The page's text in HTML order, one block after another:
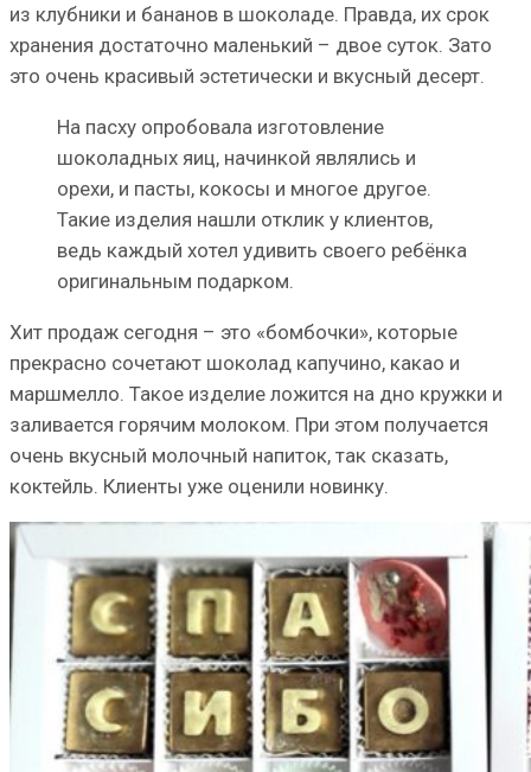
из клубники и бананов в шоколаде. Правда, их срок
хранения достаточно маленький – двое суток. Зато
это очень красивый эстетически и вкусный десерт.
На пасху опробовала изготовление
шоколадных яиц, начинкой являлись и
орехи, и пасты, кокосы и многое другое.
Такие изделия нашли отклик у клиентов,
ведь каждый хотел удивить своего ребёнка
оригинальным подарком.
Хит продаж сегодня – это «бомбочки», которые
прекрасно сочетают шоколад капучино, какао и
маршмелло. Такое изделие ложится на дно кружки и
заливается горячим молоком. При этом получается
очень вкусный молочный напиток, так сказать,
коктейль. Клиенты уже оценили новинку.